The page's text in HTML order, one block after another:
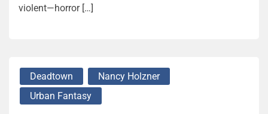
violent—horror […]
Deadtown
Nancy Holzner
Urban Fantasy